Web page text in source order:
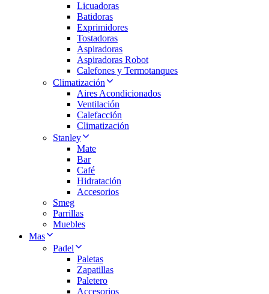
Licuadoras
Batidoras
Exprimidores
Tostadoras
Aspiradoras
Aspiradoras Robot
Calefones y Termotanques
Climatización
Aires Acondicionados
Ventilación
Calefacción
Climatización
Stanley
Mate
Bar
Café
Hidratación
Accesorios
Smeg
Parrillas
Muebles
Mas
Padel
Paletas
Zapatillas
Paletero
Accesorios